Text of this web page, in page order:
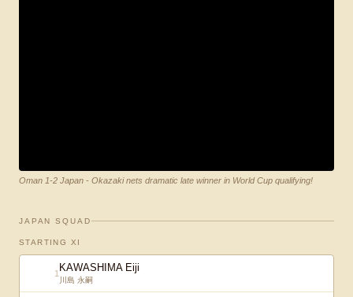
Oman 1-2 Japan - Okazaki nets dramatic late winner in World Cup qualifying!
JAPAN SQUAD
STARTING XI
1 KAWASHIMA Eiji
川島 永嗣